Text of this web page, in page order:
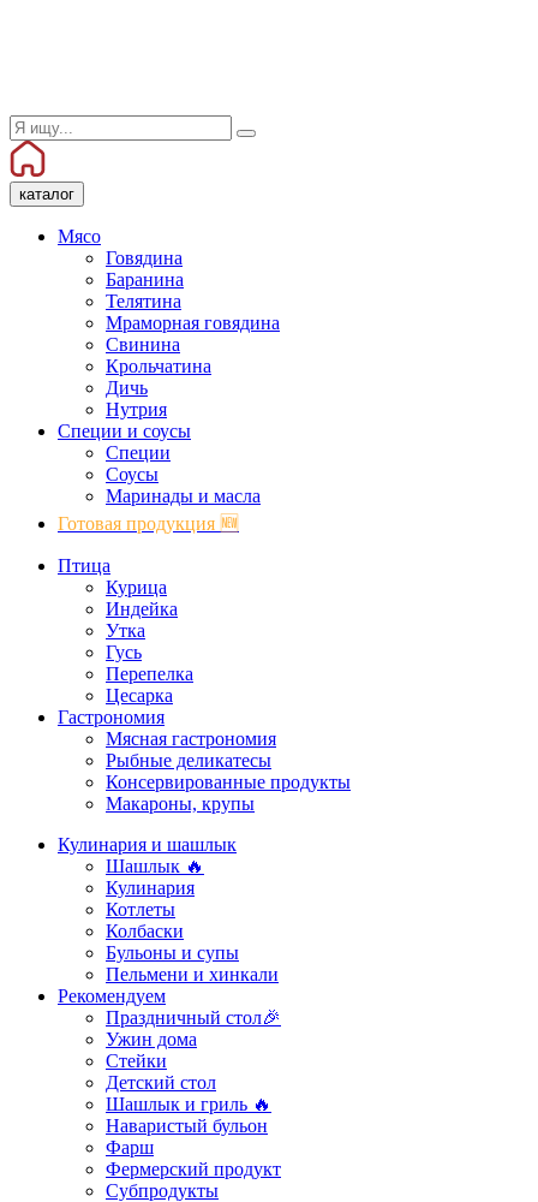
каталог
Мясо
Говядина
Баранина
Телятина
Мраморная говядина
Свинина
Крольчатина
Дичь
Нутрия
Специи и соусы
Специи
Соусы
Маринады и масла
Готовая продукция 🆕
Птица
Курица
Индейка
Утка
Гусь
Перепелка
Цесарка
Гастрономия
Мясная гастрономия
Рыбные деликатесы
Консервированные продукты
Макароны, крупы
Кулинария и шашлык
Шашлык 🔥
Кулинария
Котлеты
Колбаски
Бульоны и супы
Пельмени и хинкали
Рекомендуем
Праздничный стол🎉
Ужин дома
Стейки
Детский стол
Шашлык и гриль 🔥
Наваристый бульон
Фарш
Фермерский продукт
Субпродукты